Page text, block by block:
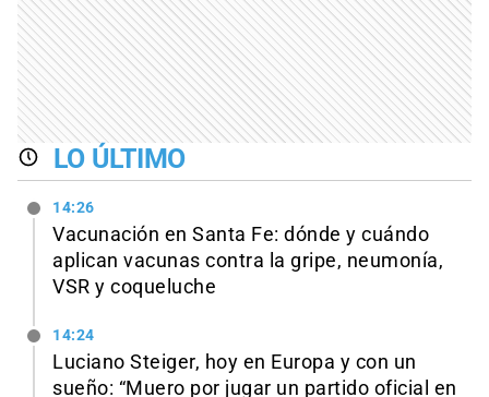
LO ÚLTIMO
14:26
Vacunación en Santa Fe: dónde y cuándo
aplican vacunas contra la gripe, neumonía,
VSR y coqueluche
14:24
Luciano Steiger, hoy en Europa y con un
sueño: “Muero por jugar un partido oficial en